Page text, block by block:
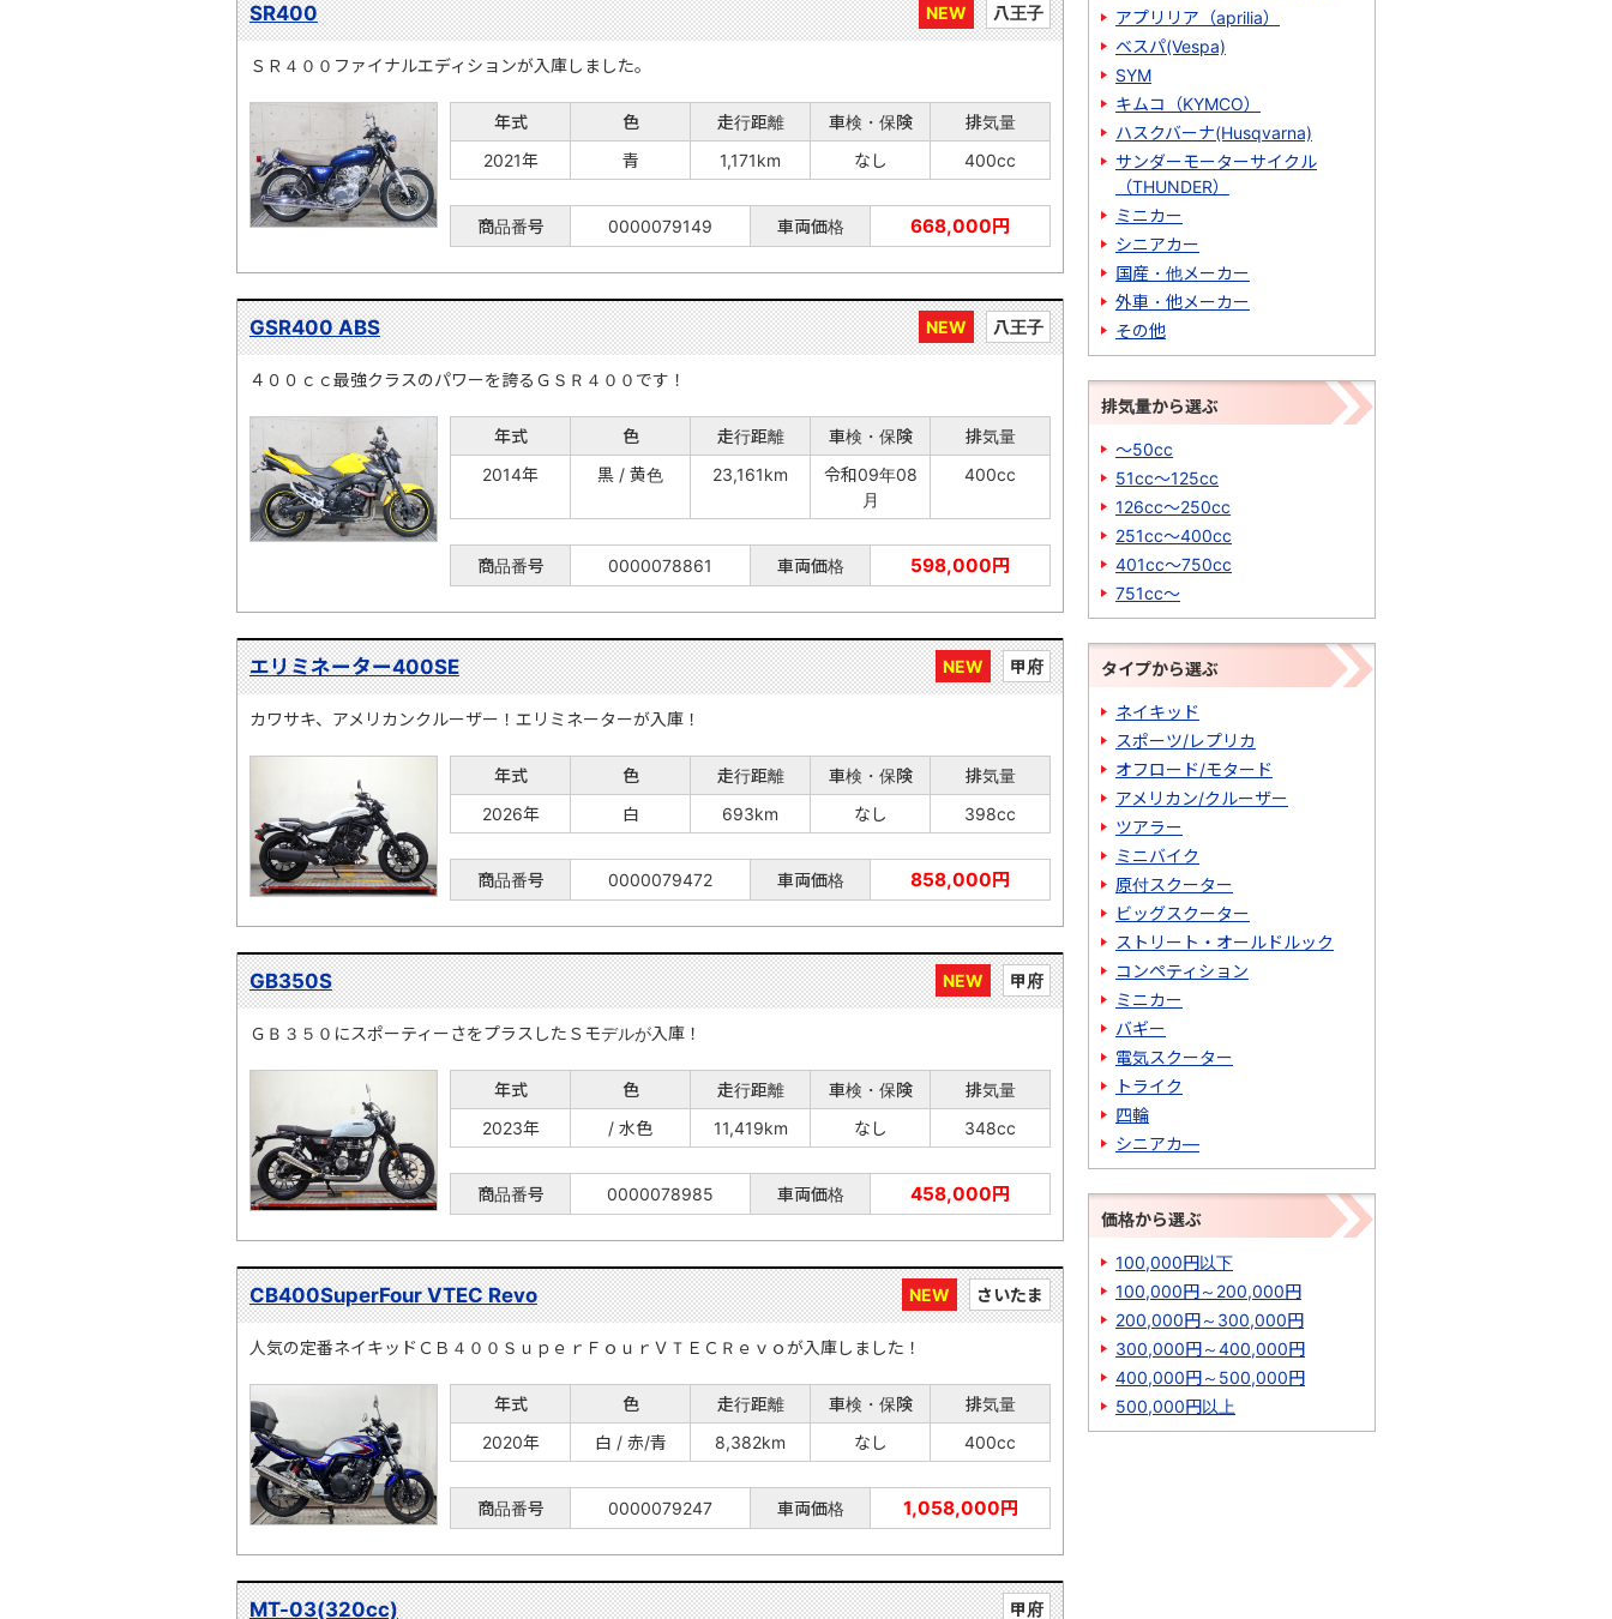
NEW 八王子
SR400
ＳＲ４００ファイナルエディションが入庫しました。
年式 色 走行距離 車検・保険
排気量
2021年
青 1,171km なし 400cc
商品番号 0000079149 車両価格 668,000円
NEW 八王子
GSR400 ABS
４００ｃｃ最強クラスのパワーを誇るＧＳＲ４００です！
年式 色 走行距離 車検・保険
排気量
2014年
黒 / 黄色 23,161km
令和09年08
月
400cc
商品番号 0000078861 車両価格 598,000円
NEW 甲府
エリミネーター400SE
カワサキ、アメリカンクルーザー！エリミネーターが入庫！
年式 色 走行距離 車検・保険
排気量
2026年
白 693km なし 398cc
商品番号 0000079472 車両価格 858,000円
NEW 甲府
GB350S
ＧＢ３５０にスポーティーさをプラスしたＳモデルが入庫！
年式 色 走行距離 車検・保険
排気量
2023年
/ 水色 11,419km なし 348cc
商品番号 0000078985 車両価格 458,000円
NEW さいたま
CB400SuperFour VTEC Revo
人気の定番ネイキッドＣＢ４００ＳｕｐｅｒＦｏｕｒＶＴＥＣＲｅｖｏが入庫しました！
年式 色 走行距離 車検・保険
排気量
2020年
白 / 赤/青 8,382km なし 400cc
商品番号 0000079247 車両価格 1,058,000円
甲府
MT-03(320cc)
アプリリア（aprilia）
ベスパ(Vespa)
SYM
キムコ（KYMCO）
ハスクバーナ(Husqvarna)
サンダーモーターサイクル
（THUNDER）
ミニカー
シニアカー
国産・他メーカー
外車・他メーカー
その他
排気量から選ぶ
～50cc
51cc～125cc
126cc～250cc
251cc～400cc
401cc～750cc
751cc～
タイプから選ぶ
ネイキッド
スポーツ/レプリカ
オフロード/モタード
アメリカン/クルーザー
ツアラー
ミニバイク
原付スクーター
ビッグスクーター
ストリート・オールドルック
コンペティション
ミニカー
バギー
電気スクーター
トライク
四輪
シニアカ―
価格から選ぶ
100,000円以下
100,000円～200,000円
200,000円～300,000円
300,000円～400,000円
400,000円～500,000円
500,000円以上